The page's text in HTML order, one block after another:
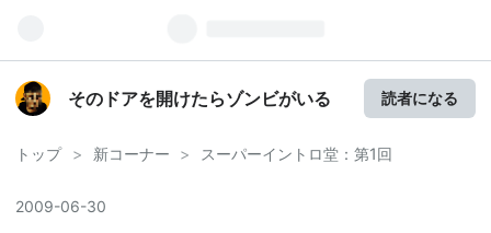
そのドアを開けたらゾンビがいる 読者になる
トップ > 新コーナー > スーパーイントロ堂：第1回
2009-06-30